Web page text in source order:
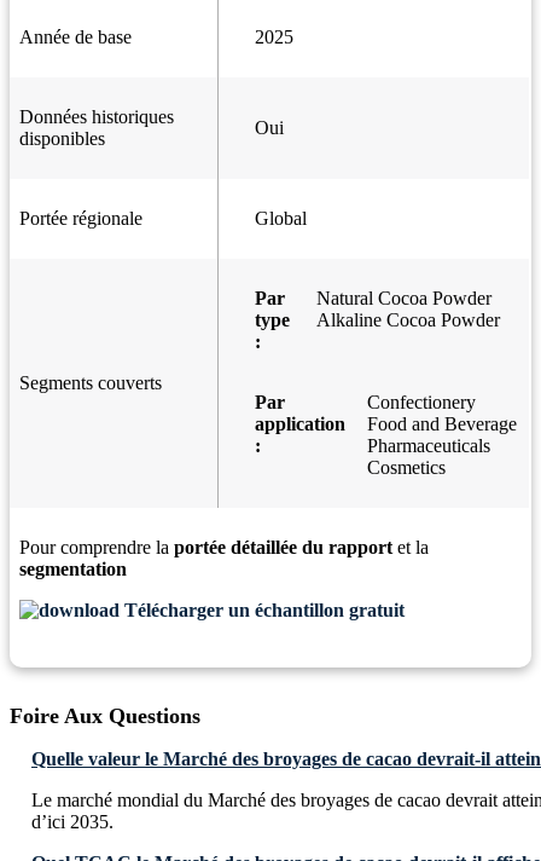
Année de base 2025
Données historiques
disponibles
Oui
Portée régionale Global
Segments couverts
Par
type
:
Natural Cocoa Powder
Alkaline Cocoa Powder
Par
application
:
Confectionery
Food and Beverage
Pharmaceuticals
Cosmetics
Pour comprendre la portée détaillée du rapport et la
segmentation
Télécharger un échantillon gratuit
Foire Aux Questions
Quelle valeur le Marché des broyages de cacao devrait-il
Le marché mondial du Marché des broyages de cacao devrait
d’ici 2035.